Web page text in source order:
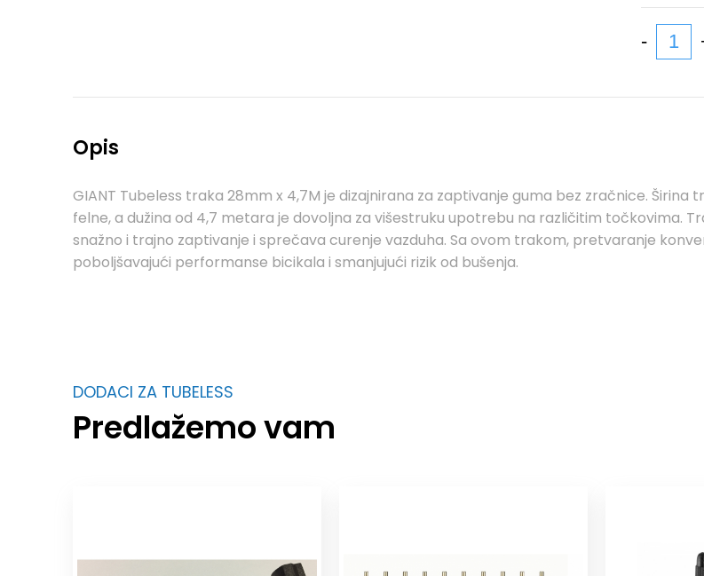
Opis
GIANT Tubeless traka 28mm x 4,7M je dizajnirana za zaptivanje guma bez zračnice.
felne, a dužina od 4,7 metara je dovoljna za višestruku upotrebu na različitim točkovima.
snažno i trajno zaptivanje i sprečava curenje vazduha. Sa ovom trakom, pretvaranje
poboljšavajući performanse bicikala i smanjujući rizik od bušenja.
DODACI ZA TUBELESS
Predlažemo vam